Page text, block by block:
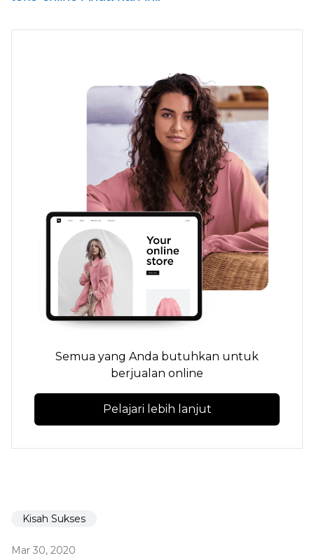
Semua yang Anda butuhkan untuk
berjualan online
Pelajari lebih lanjut
Kisah Sukses
Mar 30, 2020